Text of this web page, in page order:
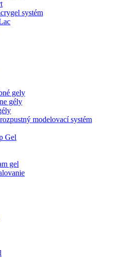
systém
gely
gély
modelovací systém
Gel
gel